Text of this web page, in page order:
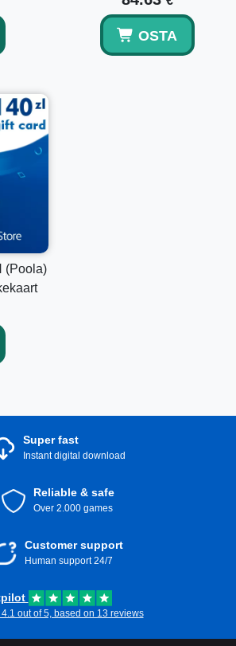
OSTA
(Poola)
Super fast
Instant digital download
Reliable & safe
Over 2.000 games
Customer support
Human support 24/7
4.1 out of 5, based on 13 reviews